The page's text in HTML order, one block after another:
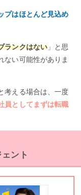
プはほとんど見込め
ランクはない 」と思
ない可能性がありま
考える場合は、一度
員としてまずは転職
ント